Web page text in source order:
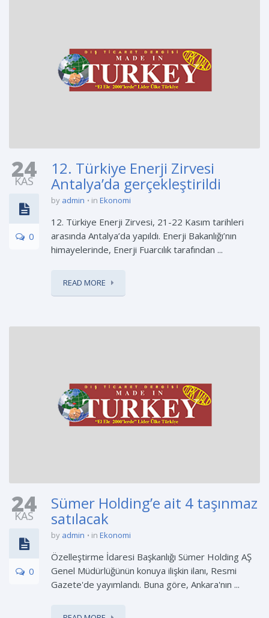
24
KAS
0
12. Türkiye Enerji Zirvesi
Antalya’da gerçekleştirildi
by admin in Ekonomi
12. Türkiye Enerji Zirvesi, 21-22 Kasım tarihleri
arasında Antalya’da yapıldı. Enerji Bakanlığı’nın
himayelerinde, Enerji Fuarcılık tarafından ...
READ MORE
24
KAS
0
Sümer Holding’e ait 4 taşınmaz
satılacak
by admin in Ekonomi
Özelleştirme İdaresi Başkanlığı Sümer Holding AŞ
Genel Müdürlüğünün konuya ilişkin ilanı, Resmi
Gazete'de yayımlandı. Buna göre, Ankara'nın ...